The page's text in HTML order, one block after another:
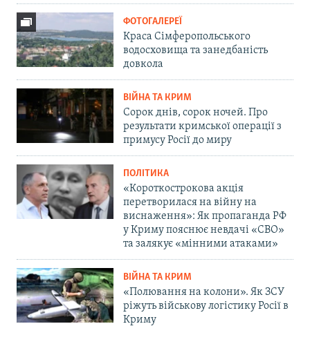
ФОТОГАЛЕРЕЇ
Краса Сімферопольського
водосховища та занедбаність
довкола
ВІЙНА ТА КРИМ
Сорок днів, сорок ночей. Про
результати кримської операції з
примусу Росії до миру
ПОЛІТИКА
«Короткострокова акція
перетворилася на війну на
виснаження»: Як пропаганда РФ
у Криму пояснює невдачі «СВО»
та залякує «мінними атаками»
ВІЙНА ТА КРИМ
«Полювання на колони». Як ЗСУ
ріжуть військову логістику Росії в
Криму